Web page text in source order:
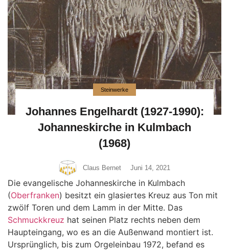
Steinwerke
Johannes Engelhardt (1927-1990):
Johanneskirche in Kulmbach
(1968)
Claus Bernet Juni 14, 2021
Die evangelische Johanneskirche in Kulmbach
(Oberfranken) besitzt ein glasiertes Kreuz aus Ton mit
zwölf Toren und dem Lamm in der Mitte. Das
Schmuckkreuz hat seinen Platz rechts neben dem
Haupteingang, wo es an die Außenwand montiert ist.
Ursprünglich, bis zum Orgeleinbau 1972, befand es